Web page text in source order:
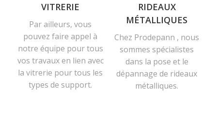
VITRERIE
Par ailleurs, vous
pouvez faire appel à
notre équipe pour tous
vos travaux en lien avec
la vitrerie pour tous les
types de support.
RIDEAUX
MÉTALLIQUES
Chez Prodepann , nous
sommes spécialistes
dans la pose et le
dépannage de rideaux
métalliques.